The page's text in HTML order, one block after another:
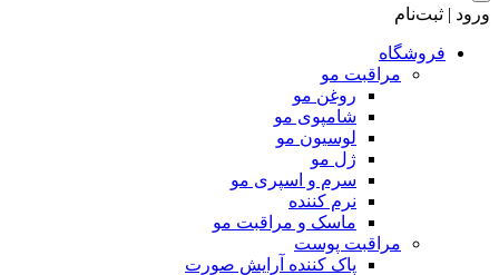
مراقبت مو
روغن مو
شامپوی مو
لوسیون مو
سرم و اسپری مو
نرم کننده
ماسک و مراقبت مو
مراقبت پوست
پاک کننده آرایش صورت